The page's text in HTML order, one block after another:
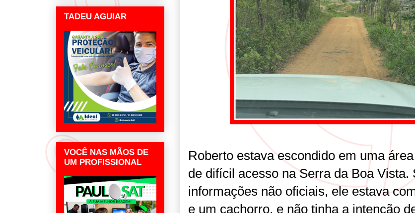
Roberto estava escondido em uma
de difícil acesso na Serra da Boa Vista.
informações não oficiais, ele estava
e um cachorro, e não tinha a intenção
TADEU AGUIAR
VOCÊ NAS MÃOS DE
UM PROFISSIONAL